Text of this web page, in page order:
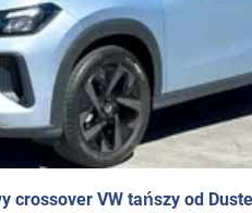
crossover VW tańszy od